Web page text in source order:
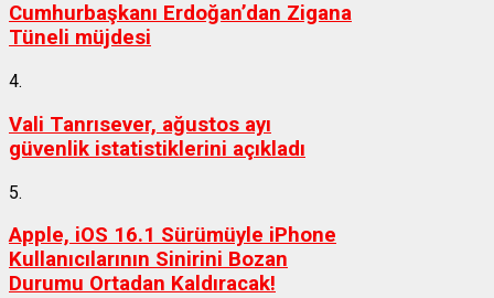
Cumhurbaşkanı Erdoğan’dan Zigana
Tüneli müjdesi
4.
Vali Tanrısever, ağustos ayı
güvenlik istatistiklerini açıkladı
5.
Apple, iOS 16.1 Sürümüyle iPhone
Kullanıcılarının Sinirini Bozan
Durumu Ortadan Kaldıracak!